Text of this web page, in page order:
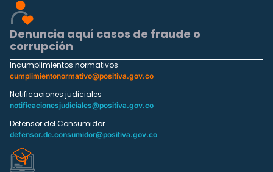
Denuncia aquí casos de fraude o
corrupción
Incumplimientos normativos
cumplimientonormativo@positiva.gov.co
Notificaciones judiciales
notificacionesjudiciales@positiva.gov.co
Defensor del Consumidor
defensor.de.consumidor@positiva.gov.co